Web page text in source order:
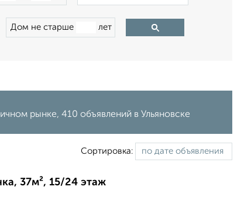
Дом не старше лет
рынке, 410 объявлений в Ульяновске
Сортировка:
37м², 15/24 этаж